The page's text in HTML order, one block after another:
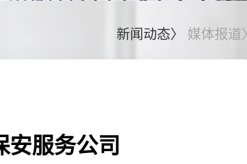
新闻动态〉 媒体报道
安服务公司